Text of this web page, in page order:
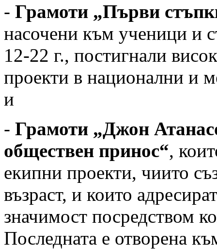
- Грамоти „Първи
насочени към ученици и
12-22 г., постигнали
проекти в национални и
и
- Грамоти „Джон
обществен принос“,
екипни проекти, чиито
възраст, и които
значимост посредством
Последната е отворена